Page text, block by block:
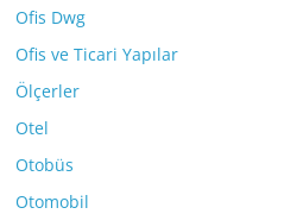
Ofis Dwg
Ofis ve Ticari Yapılar
Ölçerler
Otel
Otobüs
Otomobil